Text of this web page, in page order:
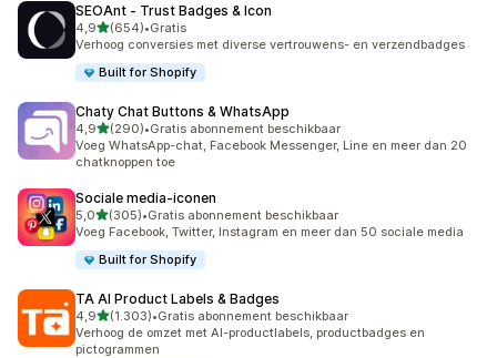
SEOAnt ‑ Trust Badges & Icon
4,9van 5 sterren
(654)
654 recensies in totaal
•Gratis
Verhoog conversies met diverse vertrouwens- en verzendbadges
Built for Shopify
Chaty Chat Buttons & WhatsApp
4,9van 5 sterren
(290)
290 recensies in totaal
•Gratis abonnement beschikbaar
Voeg WhatsApp-chat, Facebook Messenger, Line en meer dan 20
chatknoppen toe
Sociale media‑iconen
5,0van 5 sterren
(305)
305 recensies in totaal
•Gratis abonnement beschikbaar
Voeg Facebook, Twitter, Instagram en meer dan 50 sociale media
Built for Shopify
TA AI Product Labels & Badges
4,9van 5 sterren
(1.303)
1303 recensies in totaal
•Gratis abonnement beschikbaar
Verhoog de omzet met AI-productlabels, productbadges en
pictogrammen